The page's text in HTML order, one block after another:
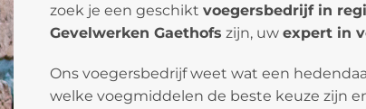
zoek je een geschikt voegersbedrijf in
Gevelwerken Gaethofs zijn, uw expert in
Ons voegersbedrijf weet wat een
welke voegmiddelen de beste keuze zijn